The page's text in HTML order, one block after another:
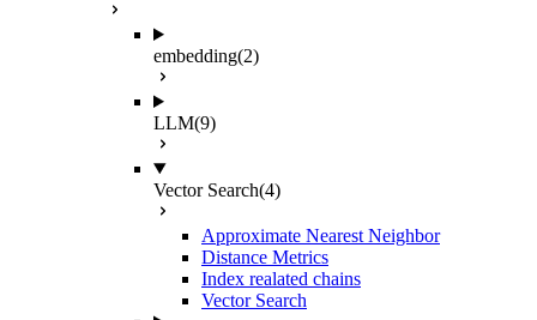
embedding(2)
LLM(9)
Vector Search(4)
Approximate Nearest Neighbor
Distance Metrics
Index realated chains
Vector Search